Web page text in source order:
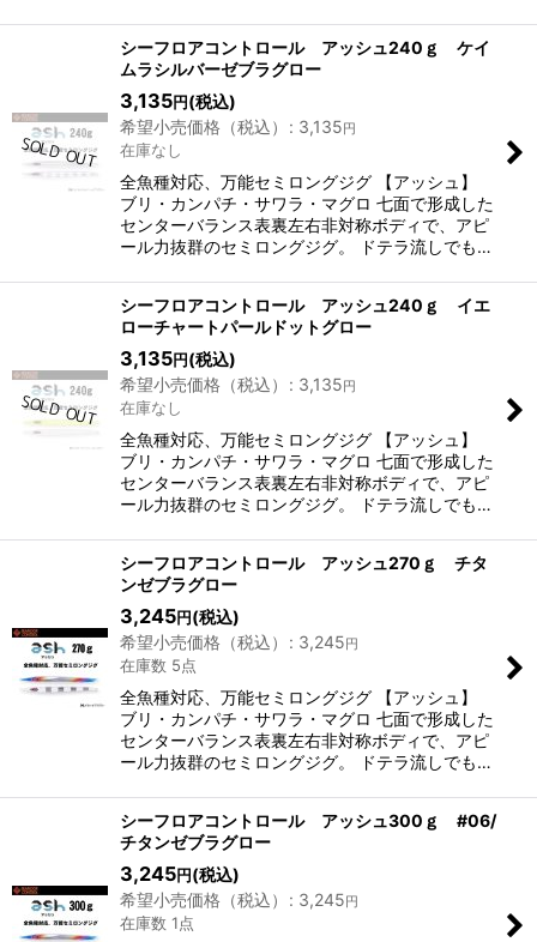
シーフロアコントロール アッシュ240ｇ ケイ
ムラシルバーゼブラグロー
3,135円(税込)
希望小売価格（税込）
: 3,135円
在庫なし
全魚種対応、万能セミロングジグ 【アッシュ】
ブリ・カンパチ・サワラ・マグロ 七面で形成した
センターバランス表裏左右非対称ボディで、アピ
ール力抜群のセミロングジグ。 ドテラ流しでも…
シーフロアコントロール アッシュ240ｇ イエ
ローチャートパールドットグロー
3,135円(税込)
希望小売価格（税込）
: 3,135円
在庫なし
全魚種対応、万能セミロングジグ 【アッシュ】
ブリ・カンパチ・サワラ・マグロ 七面で形成した
センターバランス表裏左右非対称ボディで、アピ
ール力抜群のセミロングジグ。 ドテラ流しでも…
シーフロアコントロール アッシュ270ｇ チタ
ンゼブラグロー
3,245円(税込)
希望小売価格（税込）
: 3,245円
在庫数 5点
全魚種対応、万能セミロングジグ 【アッシュ】
ブリ・カンパチ・サワラ・マグロ 七面で形成した
センターバランス表裏左右非対称ボディで、アピ
ール力抜群のセミロングジグ。 ドテラ流しでも…
シーフロアコントロール アッシュ300ｇ #06/
チタンゼブラグロー
3,245円(税込)
希望小売価格（税込）
: 3,245円
在庫数 1点